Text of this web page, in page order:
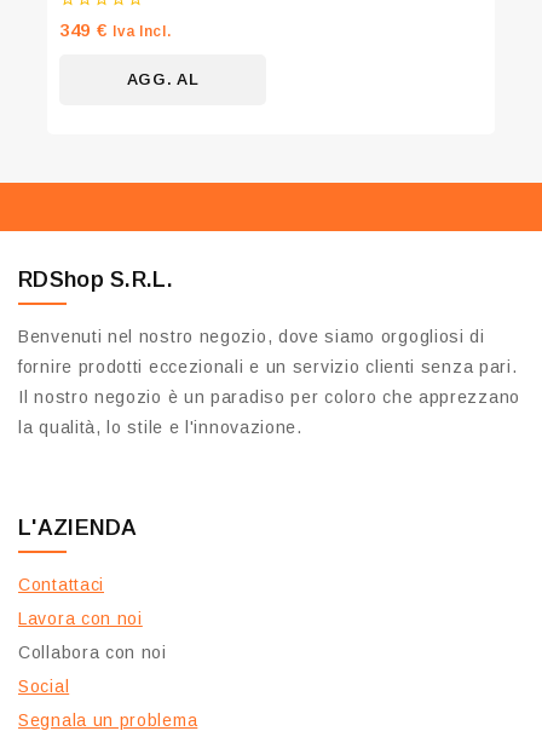
0
su
349 € Iva Incl.
AGG. AL
RDShop S.R.L.
Benvenuti nel nostro negozio, dove siamo orgogliosi di
fornire prodotti eccezionali e un servizio clienti senza pari.
Il nostro negozio è un paradiso per coloro che apprezzano
la qualità, lo stile e l'innovazione.
L'AZIENDA
Contattaci
Lavora con noi
Collabora con noi
Social
Segnala un problema